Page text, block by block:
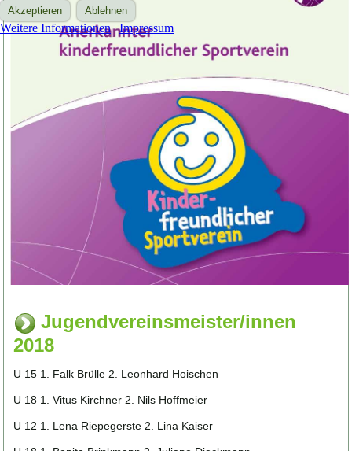
Jugendvereinsmeister/innen
2018
U 15 1. Falk Brülle 2. Leonhard Hoischen
U 18 1. Vitus Kirchner 2. Nils Hoffmeier
U 12 1. Lena Riepegerste 2. Lina Kaiser
Akzeptieren Ablehnen
Weitere Informationen|Impressum